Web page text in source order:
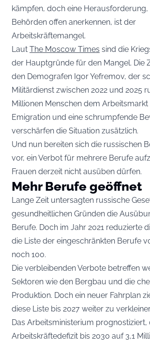
kämpfen, doch eine Herausforderung,
Behörden offen anerkennen, ist der
Arbeitskräftemangel.
Laut The Moscow Times sind die
der Hauptgründe für den Mangel. Die
den Demografen Igor Yefremov, der
Militärdienst zwischen 2022 und 2025
Millionen Menschen dem Arbeitsmarkt
Emigration und eine schrumpfende
verschärfen die Situation zusätzlich.
Und nun bereiten sich die russischen
vor, ein Verbot für mehrere Berufe
Frauen derzeit nicht ausüben dürfen.
Mehr Berufe geöffnet
Lange Zeit untersagten russische
gesundheitlichen Gründen die
Berufe. Doch im Jahr 2021 reduzierte
die Liste der eingeschränkten Berufe
noch 100.
Die verbleibenden Verbote betreffen
Sektoren wie den Bergbau und die
Produktion. Doch ein neuer Fahrplan
diese Liste bis 2027 weiter zu
Das Arbeitsministerium prognostiziert,
Arbeitskräftedefizit bis 2030 auf 3,1